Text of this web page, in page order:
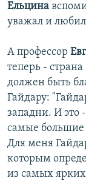
Ельцина
уважал и
А профессор
теперь -
должен быть
Гайдару:
западни. И это
самые большие
Для меня
которым
из самых